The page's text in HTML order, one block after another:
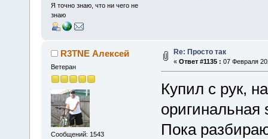
Я точно знаю, что ни чего не
знаю
R3TNE Алексей
Ветеран
Сообщений: 1543
Re: Просто так
« Ответ #1135 : 07 Февраля
Купил с рук,
оригинальная
Пока